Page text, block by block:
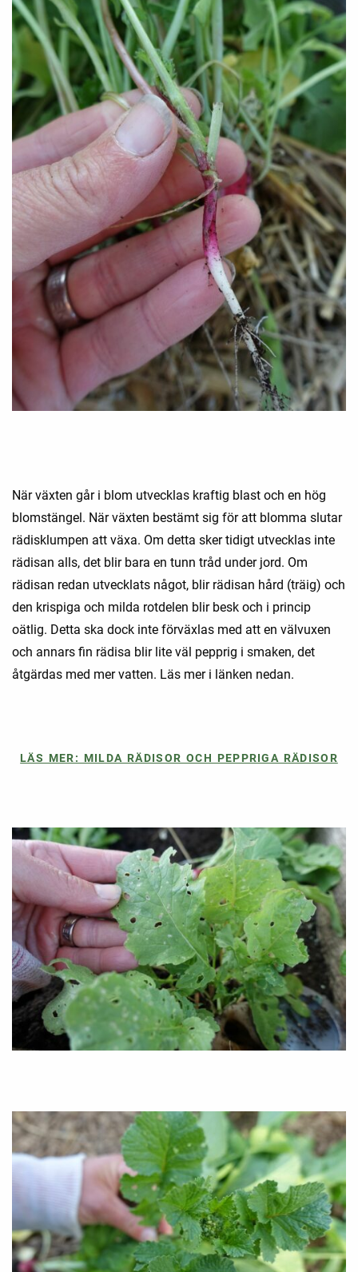
När växten går i blom utvecklas kraftig blast och en hög
blomstängel. När växten bestämt sig för att blomma slutar
rädisklumpen att växa. Om detta sker tidigt utvecklas inte
rädisan alls, det blir bara en tunn tråd under jord. Om
rädisan redan utvecklats något, blir rädisan hård (träig) och
den krispiga och milda rotdelen blir besk och i princip
oätlig. Detta ska dock inte förväxlas med att en välvuxen
och annars fin rädisa blir lite väl pepprig i smaken, det
åtgärdas med mer vatten. Läs mer i länken nedan.
LÄS MER: MILDA RÄDISOR OCH PEPPRIGA RÄDISOR